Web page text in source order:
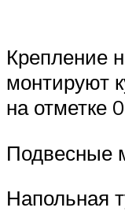
Крепление
монтируют
на отметке
Подвесные
Напольная